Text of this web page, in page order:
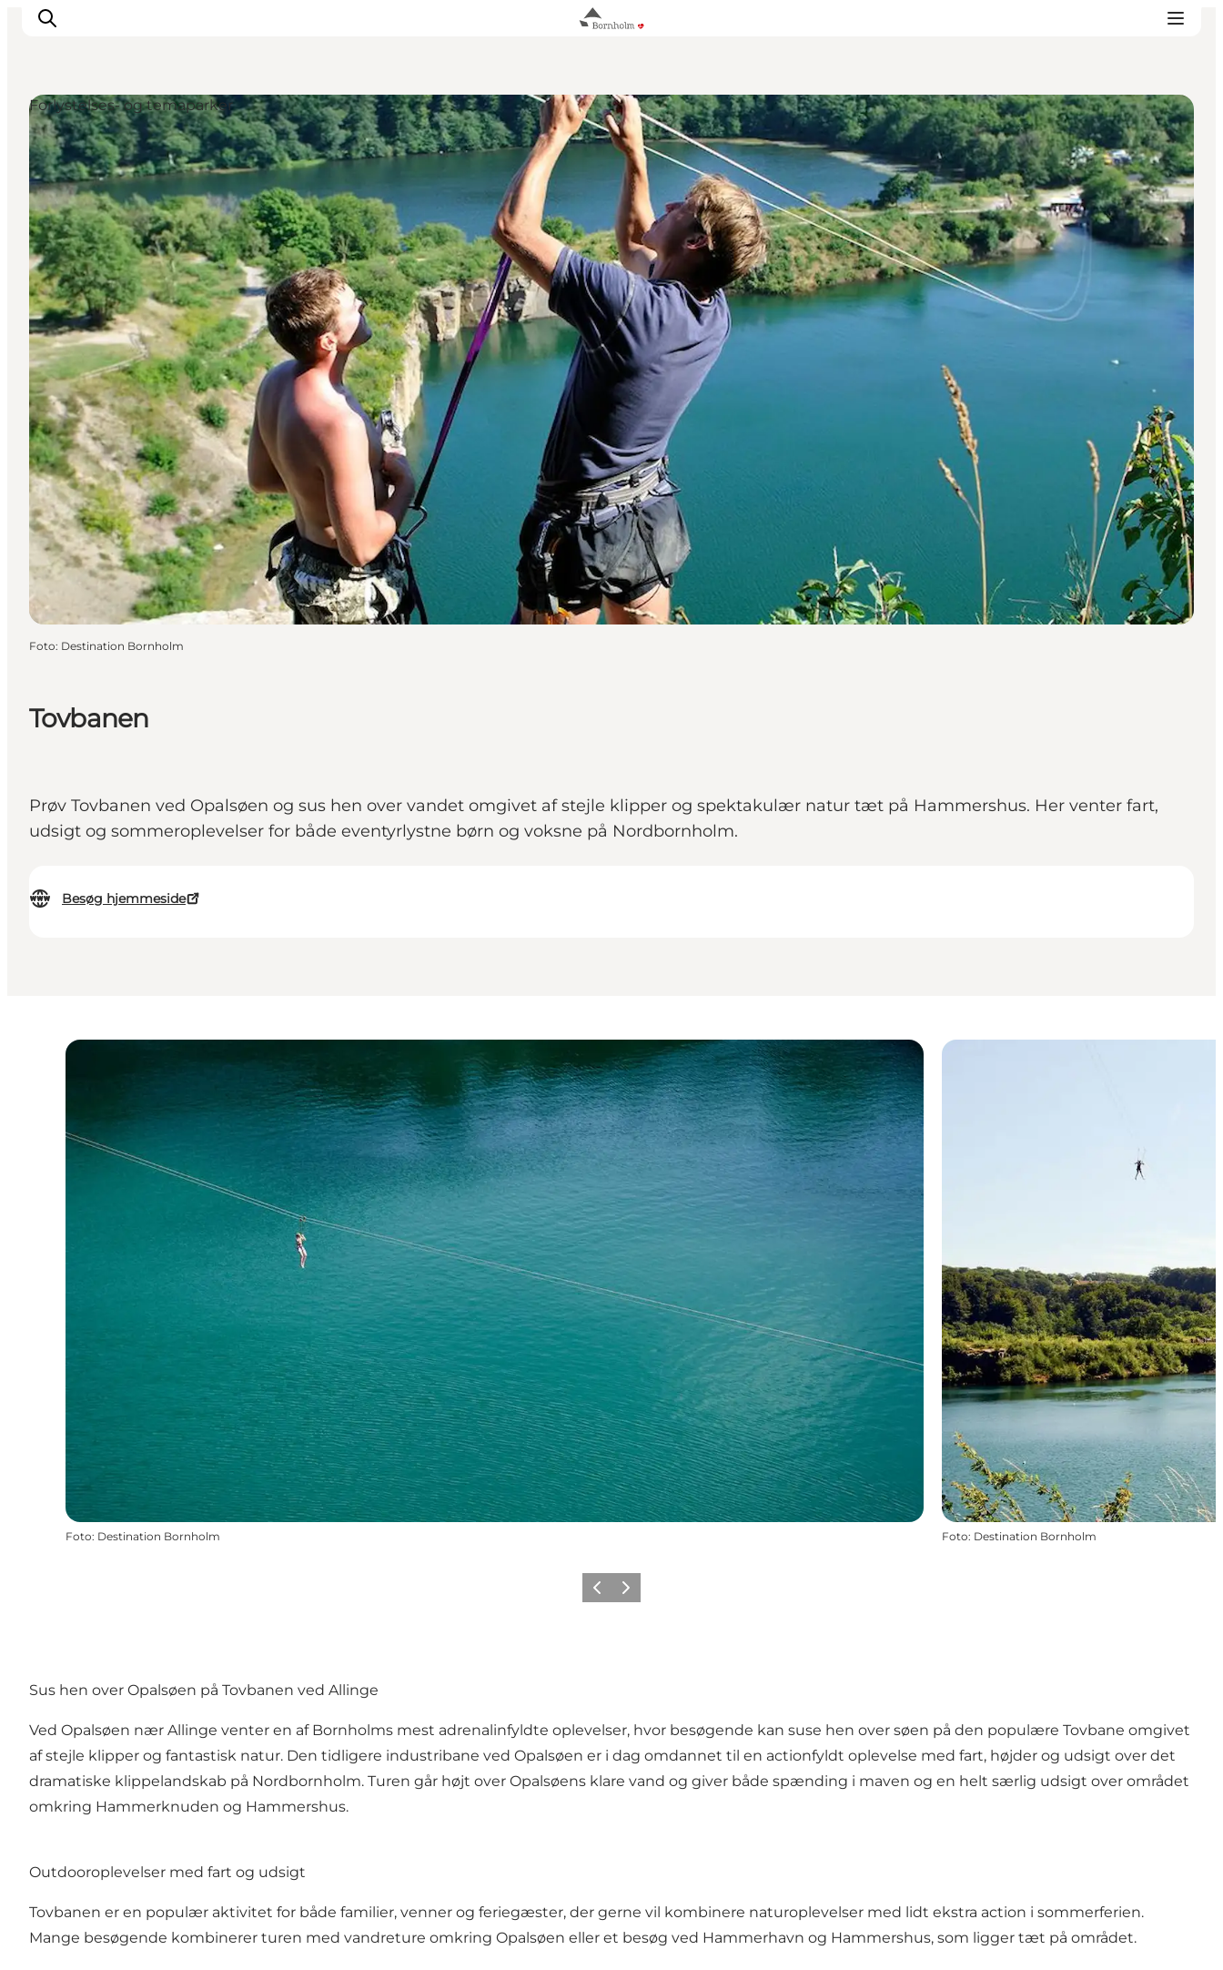
Se & opleve
Kyst & Natur
Øliv
Smag & sans
Rejse & ferieform
Planlæg din tur
Tovbanen
Prøv Tovbanen ved Opalsøen og sus hen over vandet omgivet af stejle klipper og spektakulær natur tæt på Hammershus. Her venter fart,
udsigt og sommeroplevelser for både eventyrlystne børn og voksne på Nordbornholm.
Besøg hjemmeside
Forlystelses- og temaparker
Foto: Destination Bornholm
Foto: Destination Bornholm Foto: Destination Bornholm
ForrigeNæste
Sus hen over Opalsøen på Tovbanen ved Allinge
Ved Opalsøen nær Allinge venter en af Bornholms mest adrenalinfyldte oplevelser, hvor besøgende kan suse hen over søen på den populære Tovbane omgivet
af stejle klipper og fantastisk natur. Den tidligere industribane ved Opalsøen er i dag omdannet til en actionfyldt oplevelse med fart, højder og udsigt over det
dramatiske klippelandskab på Nordbornholm. Turen går højt over Opalsøens klare vand og giver både spænding i maven og en helt særlig udsigt over området
omkring Hammerknuden og Hammershus.
Outdooroplevelser med fart og udsigt
Tovbanen er en populær aktivitet for både familier, venner og feriegæster, der gerne vil kombinere naturoplevelser med lidt ekstra action i sommerferien.
Mange besøgende kombinerer turen med vandreture omkring Opalsøen eller et besøg ved Hammerhavn og Hammershus, som ligger tæt på området.